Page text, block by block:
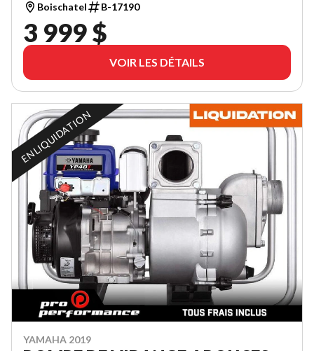
Boischatel B-17190
3 999 $
VOIR LES DÉTAILS
EN LIQUIDATION
YAMAHA 2019